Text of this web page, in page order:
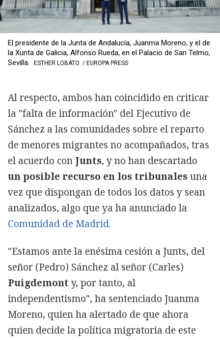
El presidente de la Junta de Andalucía, Juanma Moreno, y el de
la Xunta de Galicia, Alfonso Rueda, en el Palacio de San Telmo,
Sevilla.
ESTHER LOBATO / EUROPA PRESS
Al respecto, ambos han coincidido en criticar
la "falta de información" del Ejecutivo de
Sánchez a las comunidades sobre el reparto
de menores migrantes no acompañados, tras
el acuerdo con Junts, y no han descartado
un posible recurso en los tribunalesuna
vez que dispongan de todos los datos y sean
analizados, algo que ya ha anunciado la
Comunidad de Madrid.
"Estamos ante la enésima cesión a Junts, del
señor (Pedro) Sánchez al señor (Carles)
Puigdemont y, por tanto, al
independentismo", ha sentenciado Juanma
Moreno, quien ha alertado de que ahora
quien decide la política migratoria de este